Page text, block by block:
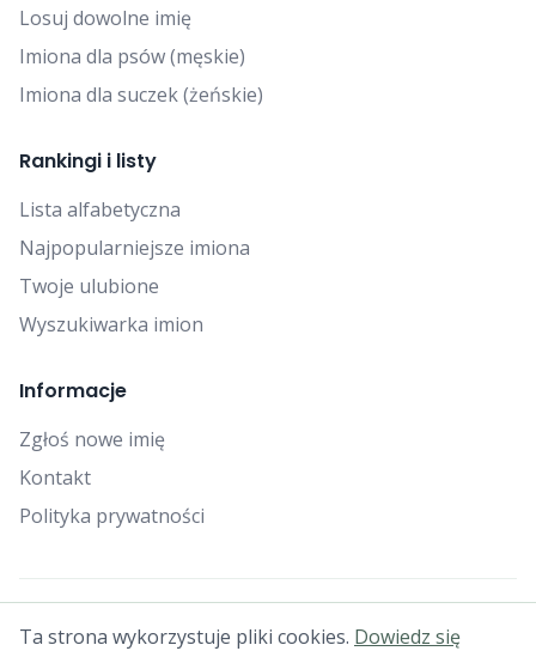
Losuj dowolne imię
Imiona dla psów (męskie)
Imiona dla suczek (żeńskie)
Rankingi i listy
Lista alfabetyczna
Najpopularniejsze imiona
Twoje ulubione
Wyszukiwarka imion
Informacje
Zgłoś nowe imię
Kontakt
Polityka prywatności
© 2025 Falcon Bytes. Wszelkie prawa zastrzeżone.
Ta strona wykorzystuje pliki cookies. Dowiedz się